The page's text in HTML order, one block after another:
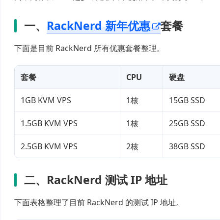
一、 RackNerd 新年优惠 套餐
下面是目前 RackNerd 所有优惠套餐整理。
套餐 CPU 硬盘
1GB KVM VPS 1核 15GB SSD
1.5GB KVM VPS 1核 25GB SSD
2.5GB KVM VPS 2核 38GB SSD
二、RackNerd 测试 IP 地址
下面表格整理了目前 RackNerd 的测试 IP 地址。